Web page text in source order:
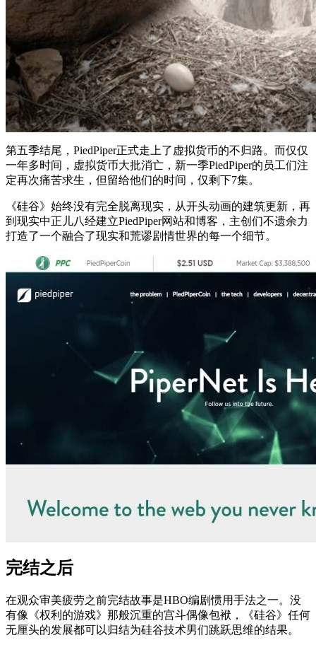
第五季结尾，PiedPiper正式走上了虚拟货币的不归路。而仅仅
一年多时间，虚拟货币大批消亡，新一季PiedPiper的员工们注
定再次痛苦求生，但留给他们的时间，仅剩下7集。
《硅谷》始终没有完全脱离现实，从开头动画的建筑更新，再
到现实中正儿八经建立PiedPiper网站和博客，主创们不遗余力
打造了一个融合了现实和荒谬剧情世界的每一个细节。
完结之后
在观众审美疲劳之前完结故事是HBO编剧惯用手法之一。没
有像《权利的游戏》那般沉重的宫斗偶像包袱，《硅谷》任何
无厘头的发展都可以归结为硅谷技术男们跳跃思维的结果。